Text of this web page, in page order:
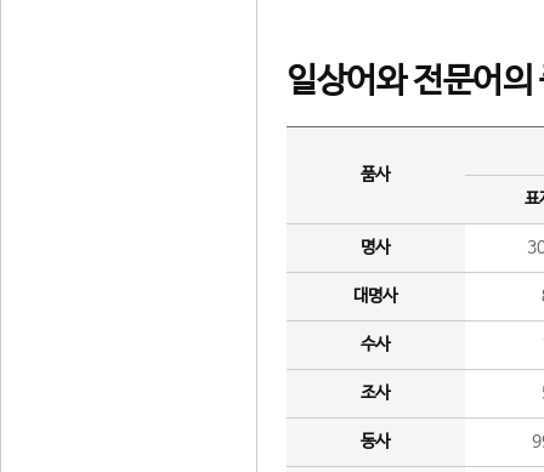
일상어와 전문어의
품사
표
명사
대명사
수사
조사
동사